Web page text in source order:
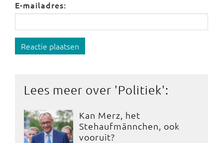
E-mailadres:
Reactie plaatsen
Lees meer over 'Politiek':
Kan Merz, het
Stehaufmännchen, ook
vooruit?